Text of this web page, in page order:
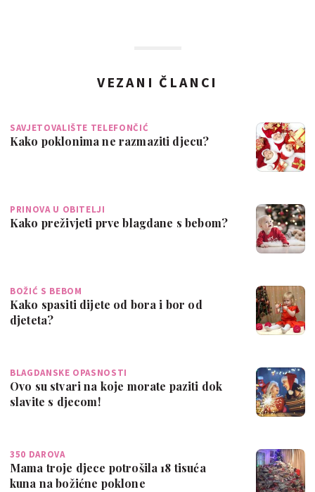
VEZANI ČLANCI
SAVJETOVALIŠTE TELEFONČIĆ
Kako poklonima ne razmaziti djecu?
PRINOVA U OBITELJI
Kako preživjeti prve blagdane s bebom?
BOŽIĆ S BEBOM
Kako spasiti dijete od bora i bor od
djeteta?
BLAGDANSKE OPASNOSTI
Ovo su stvari na koje morate paziti dok
slavite s djecom!
350 DAROVA
Mama troje djece potrošila 18 tisuća
kuna na božićne poklone